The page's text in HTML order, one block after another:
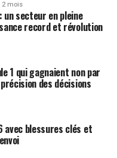
2 mois
un secteur en pleine
record et révolution
1 qui gagnaient non par
des décisions
avec blessures clés et